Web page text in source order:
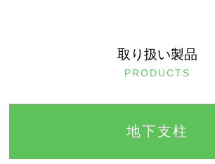
取り扱い製品
PRODUCTS
地下支柱